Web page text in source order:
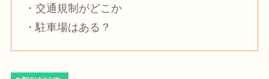
・交通規制がどこか
・駐車場はある？